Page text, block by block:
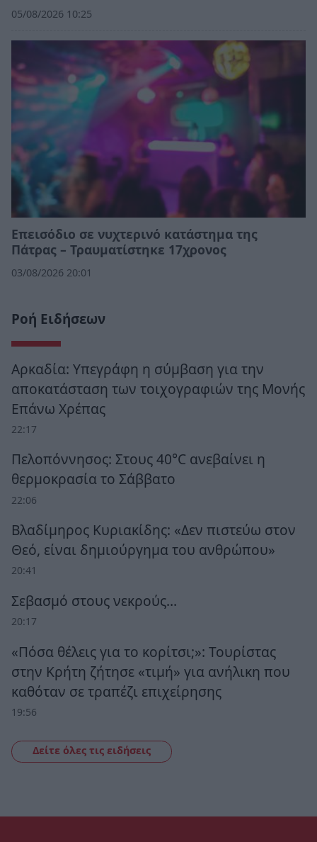
05/08/2026 10:25
Επεισόδιο σε νυχτερινό κατάστημα της
Πάτρας – Τραυματίστηκε 17χρονος
03/08/2026 20:01
Ροή Ειδήσεων
Αρκαδία: Υπεγράφη η σύμβαση για την
αποκατάσταση των τοιχογραφιών της Μονής
Επάνω Χρέπας
22:17
Πελοπόννησος: Στους 40°C ανεβαίνει η
θερμοκρασία το Σάββατο
22:06
Βλαδίμηρος Κυριακίδης: «Δεν πιστεύω στον
Θεό, είναι δημιούργημα του ανθρώπου»
20:41
Σεβασμό στους νεκρούς…
20:17
«Πόσα θέλεις για το κορίτσι;»: Τουρίστας
στην Κρήτη ζήτησε «τιμή» για ανήλικη που
καθόταν σε τραπέζι επιχείρησης
19:56
Δείτε όλες τις ειδήσεις